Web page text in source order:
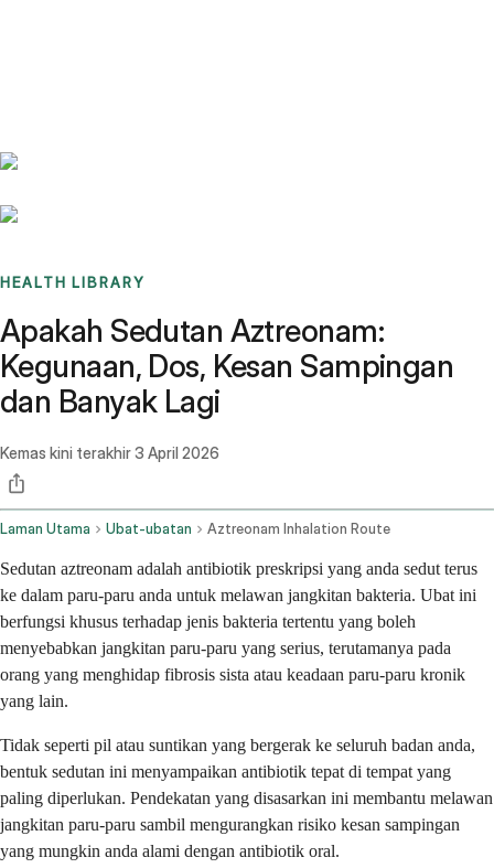
HEALTH LIBRARY
Apakah Sedutan Aztreonam:
Kegunaan, Dos, Kesan Sampingan
dan Banyak Lagi
Kemas kini terakhir3 April 2026
Laman Utama Ubat-ubatan Aztreonam Inhalation Route
Sedutan aztreonam adalah antibiotik preskripsi yang anda sedut terus
ke dalam paru-paru anda untuk melawan jangkitan bakteria. Ubat ini
berfungsi khusus terhadap jenis bakteria tertentu yang boleh
menyebabkan jangkitan paru-paru yang serius, terutamanya pada
orang yang menghidap fibrosis sista atau keadaan paru-paru kronik
yang lain.
Tidak seperti pil atau suntikan yang bergerak ke seluruh badan anda,
bentuk sedutan ini menyampaikan antibiotik tepat di tempat yang
paling diperlukan. Pendekatan yang disasarkan ini membantu melawan
jangkitan paru-paru sambil mengurangkan risiko kesan sampingan
yang mungkin anda alami dengan antibiotik oral.